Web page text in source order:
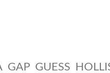
GAP GUESS